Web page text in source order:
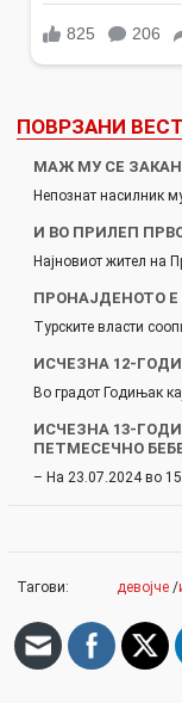
ПОВРЗАНИ
МАЖ МУ СЕ
Непознат насилник
И ВО ПРИЛЕП
Најновиот жител на
ПРОНАЈДЕНОТО Е
Турските власти
ИСЧЕЗНА 12-
Во градот Годињак
ИСЧЕЗНА 13-
ПЕТМЕСЕЧНО
– На 23.07.2024 во
Тагови: девојче /